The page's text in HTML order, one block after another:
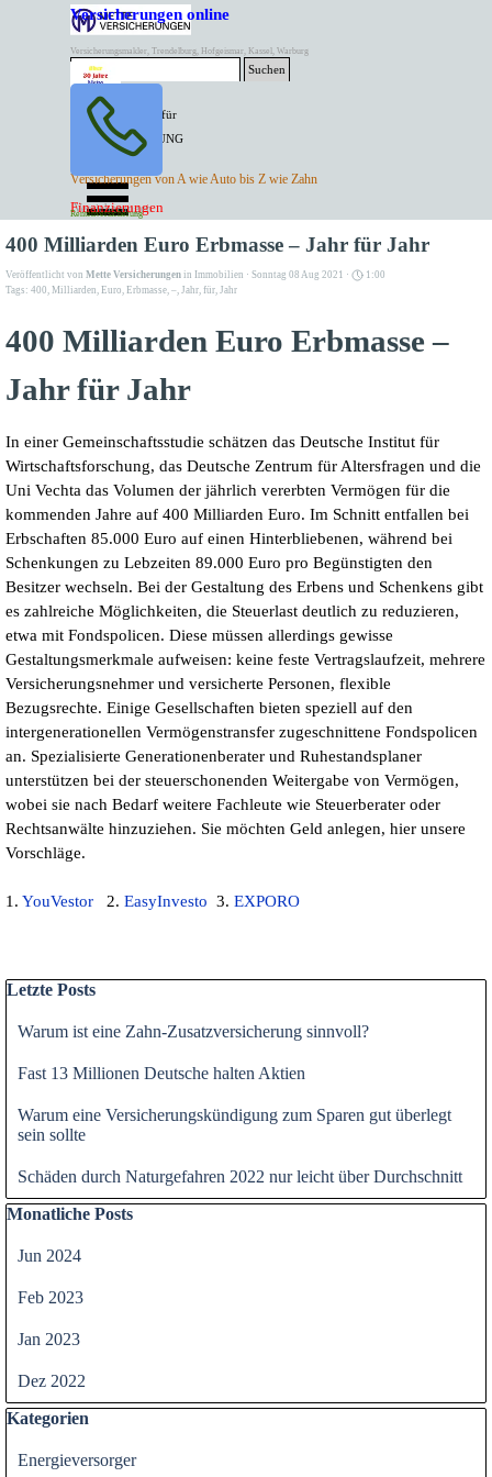
Direkt zum Seiteninhalt
Versicherungen online
Versicherungsmakler, Trendelburg, Hofgeismar, Kassel, Warburg
BESTER PREIS für
SPITZEN LEISTUNG
ANGEBOTE
Versicherungen von A wie Auto bis Z wie Zahn
Kontakt Tel. 05671/7799991
Mette Versicherungen
Suchen
Versicherungen
Finanzierungen
Rentenversicherung
Menü überspringen
400 Milliarden Euro Erbmasse – Jahr für Jahr
Veröffentlicht von Mette Versicherungen in Immobilien · Sonntag 08 Aug 2021 ·
1:00
Tags: 400, Milliarden, Euro, Erbmasse, –, Jahr, für, Jahr
400 Milliarden Euro Erbmasse –
Jahr für Jahr
In einer Gemeinschaftsstudie schätzen das Deutsche Institut für
Wirtschaftsforschung, das Deutsche Zentrum für Altersfragen und die
Uni Vechta das Volumen der jährlich vererbten Vermögen für die
kommenden Jahre auf 400 Milliarden Euro. Im Schnitt entfallen bei
Erbschaften 85.000 Euro auf einen Hinterbliebenen, während bei
Schenkungen zu Lebzeiten 89.000 Euro pro Begünstigten den
Besitzer wechseln. Bei der Gestaltung des Erbens und Schenkens gibt
es zahlreiche Möglichkeiten, die Steuerlast deutlich zu reduzieren,
etwa mit Fondspolicen. Diese müssen allerdings gewisse
Gestaltungsmerkmale aufweisen: keine feste Vertragslaufzeit, mehrere
Versicherungsnehmer und versicherte Personen, flexible
Bezugsrechte. Einige Gesellschaften bieten speziell auf den
intergenerationellen Vermögenstransfer zugeschnittene Fondspolicen
an. Spezialisierte Generationenberater und Ruhestandsplaner
unterstützen bei der steuerschonenden Weitergabe von Vermögen,
wobei sie nach Bedarf weitere Fachleute wie Steuerberater oder
Rechtsanwälte hinzuziehen. Sie möchten Geld anlegen, hier unsere
Vorschläge.
1. YouVestor 2. EasyInvesto 3. EXPORO
Block überspringen Letzte Posts
Letzte Posts
Warum ist eine Zahn-Zusatzversicherung sinnvoll?
Fast 13 Millionen Deutsche halten Aktien
Warum eine Versicherungskündigung zum Sparen gut überlegt
sein sollte
Schäden durch Naturgefahren 2022 nur leicht über Durchschnitt
Block überspringen Monatliche Posts
Monatliche Posts
Jun 2024
Feb 2023
Jan 2023
Dez 2022
Block überspringen Kategorien
Kategorien
Energieversorger